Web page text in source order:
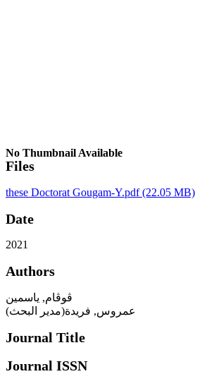
No Thumbnail Available
Files
these Doctorat Gougam-Y.pdf(22.05 MB)
Date
2021
Authors
ڨوڨام, ياسمين
عمروس, فريدة(مدير البحث)
Journal Title
Journal ISSN